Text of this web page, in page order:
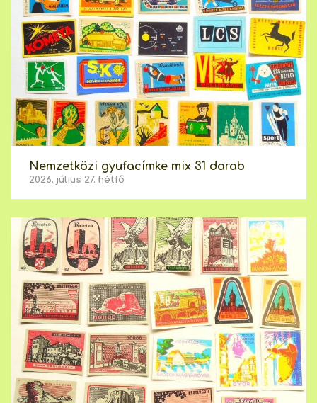
Nemzetközi gyufacímke mix 31 darab
2026. július 27. hétfő